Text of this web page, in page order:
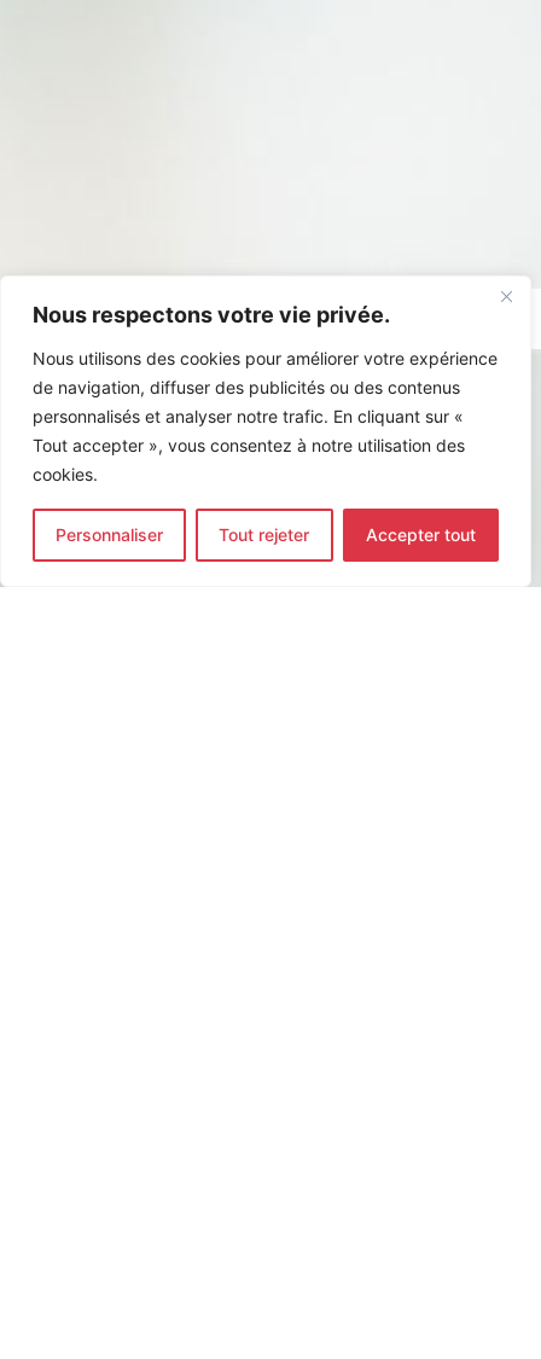
Nous respectons votre vie privée.
Nous utilisons des cookies pour améliorer votre expérience
de navigation, diffuser des publicités ou des contenus
personnalisés et analyser notre trafic. En cliquant sur «
Tout accepter », vous consentez à notre utilisation des
cookies.
Personnaliser Tout rejeter Accepter tout